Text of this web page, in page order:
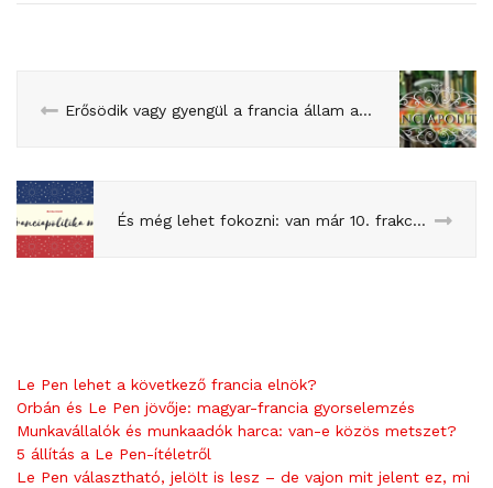
Erősödik vagy gyengül a francia állam a járvány után?
És még lehet fokozni: van már 10. frakció is
Le Pen lehet a következő francia elnök?
Orbán és Le Pen jövője: magyar-francia gyorselemzés
Munkavállalók és munkaadók harca: van-e közös metszet?
5 állítás a Le Pen-ítéletről
Le Pen választható, jelölt is lesz – de vajon mit jelent ez, mi